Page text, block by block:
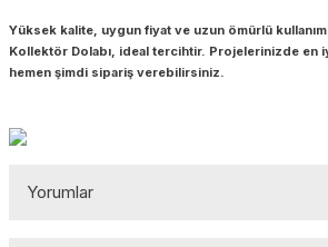
Yüksek kalite, uygun fiyat ve uzun ömürlü
Kollektör Dolabı, ideal tercihtir. Projelerinizde en
hemen şimdi sipariş verebilirsiniz.
Yorumlar